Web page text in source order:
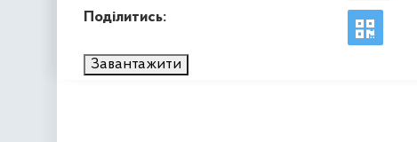
Поділитись:
Завантажити